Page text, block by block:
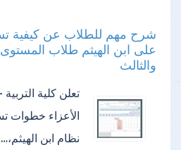
شرح مهم للطلاب عن كيفية
على ابن الهيثم طلاب المستوى
والثالث
تعلن كلية
الأعزاء خطوات
نظام ابن الهيثم،…